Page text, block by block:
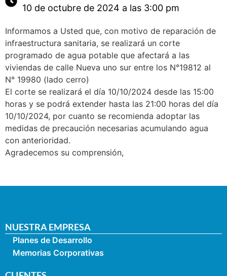
10 de octubre de 2024 a las 3:00 pm
Informamos a Usted que, con motivo de reparación de
infraestructura sanitaria, se realizará un corte
programado de agua potable que afectará a las
viviendas de calle Nueva uno sur entre los N°19812 al
N° 19980 (lado cerro)
El corte se realizará el día 10/10/2024 desde las 15:00
horas y se podrá extender hasta las 21:00 horas del día
10/10/2024, por cuanto se recomienda adoptar las
medidas de precaución necesarias acumulando agua
con anterioridad.
Agradecemos su comprensión,
NUESTRA EMPRESA
Planes de Desarrollo
Memorias Corporativas